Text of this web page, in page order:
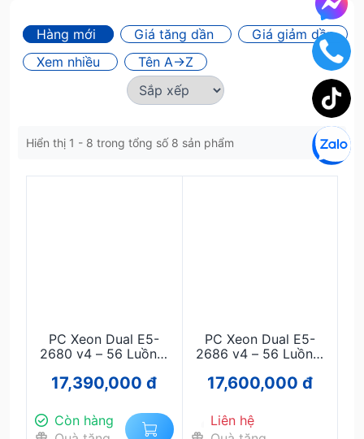
Hàng mới Giá tăng dần
Giá giảm dần
Xem nhiều
Tên A->Z
Hiển thị 1 - 8 trong tổng số 8 sản phẩm
PC Xeon Dual E5-
2680 v4 – 56 Luồng,
Super | Chạy 30–50
Acc Mượt
17,390,000 đ
Còn hàng
PC Xeon Dual E5-
2686 v4 – 56 Luồng,
8GB | Chạy 30–50
Acc Mượt
17,600,000 đ
Liên hệ